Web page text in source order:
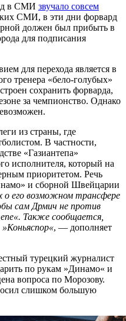
в СМИ звучало совсем
СМИ, в эти дни форвард
должен был прибыть в
для подписания
для перехода является в
тренера «бело-голубых»
сохранить форварда,
за чемпионство. Однако
из страны, где
В частности,
«Газиантепа»
исполнителя, который на
приоритетом. Речь
и сборной Швейцарии
о его возможном трансфере
сам Дрмич не против
Также сообщается,
, — дополняет
турецкий журналист
по рукам »Динамо« и
вопроса по Морозову.
слишком большую